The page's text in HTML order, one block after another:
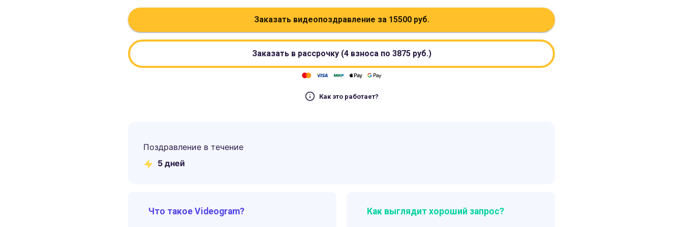
Заказать видеопоздравление за 15500руб.
Заказать в рассрочку (4 взноса по 3875руб.)
Как это работает?
Поздравление в течение
5 дней
Что такое Videogram? Как выглядит хороший запрос?